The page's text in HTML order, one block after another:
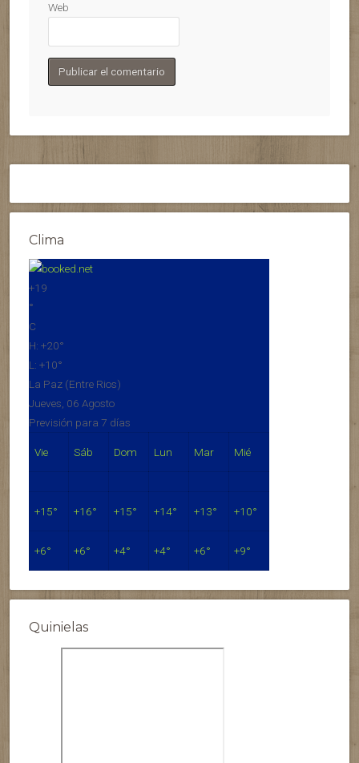
Web
Clima
+19
°
C
H: +20°
L: +10°
La Paz (Entre Rios)
Jueves, 06 Agosto
Previsión para 7 días
Vie Sáb Dom Lun Mar Mié
+15° +16° +15° +14° +13° +10°
+6° +6° +4° +4° +6° +9°
Quinielas